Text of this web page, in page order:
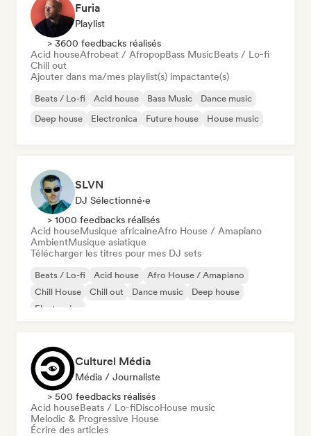
Furia
Playlist
> 3600 feedbacks réalisés
Acid houseAfrobeat / AfropopBass MusicBeats / Lo-fi
Chill out
Ajouter dans ma/mes playlist(s) impactante(s)
Beats / Lo-fi Acid house Bass Music
Dance music
Deep house
Electronica Future house House music
SLVN
DJ Sélectionné·e
> 1000 feedbacks réalisés
Acid houseMusique africaineAfro House / Amapiano
AmbientMusique asiatique
Télécharger les titres pour mes DJ sets
Beats / Lo-fi Acid house
Afro House / Amapiano
Chill House
Chill out Dance music
Deep house
Electronica
Culturel Média
Média / Journaliste
> 500 feedbacks réalisés
Acid houseBeats / Lo-fiDiscoHouse music
Melodic & Progressive House
Écrire des articles